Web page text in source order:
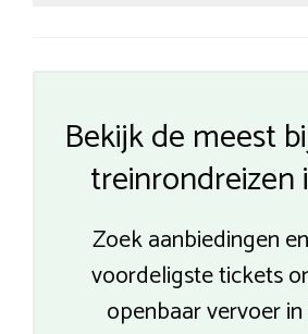
Bekijk de meest
treinrondreizen
Zoek aanbiedingen
voordeligste tickets
openbaar vervoer